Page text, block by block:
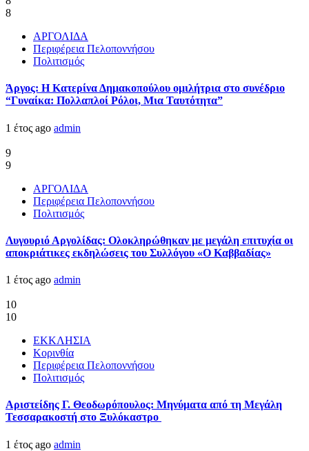
8
ΑΡΓΟΛΙΔΑ
Περιφέρεια Πελοποννήσου
Πολιτισμός
Άργος: Η Κατερίνα Δημακοπούλου ομιλήτρια στο συνέδριο
“Γυναίκα: Πολλαπλοί Ρόλοι, Μια Ταυτότητα”
1 έτος ago admin
9
9
ΑΡΓΟΛΙΔΑ
Περιφέρεια Πελοποννήσου
Πολιτισμός
Λυγουριό Αργολίδας: Ολοκληρώθηκαν με μεγάλη επιτυχία οι
αποκριάτικες εκδηλώσεις του Συλλόγου «Ο Καββαδίας»
1 έτος ago admin
10
10
ΕΚΚΛΗΣΙΑ
Κορινθία
Περιφέρεια Πελοποννήσου
Πολιτισμός
Αριστείδης Γ. Θεοδωρόπουλος: Μηνύματα από τη Μεγάλη
Τεσσαρακοστή στο Ξυλόκαστρο
1 έτος ago admin